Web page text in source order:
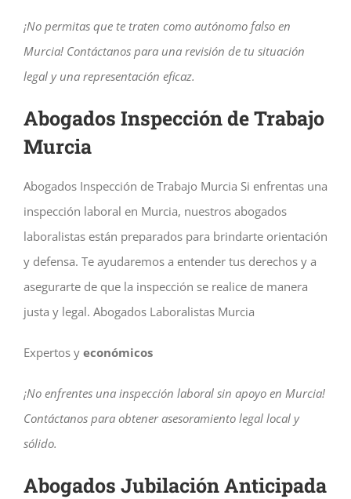
¡No permitas que te traten como autónomo falso en
Murcia! Contáctanos para una revisión de tu situación
legal y una representación eficaz.
Abogados Inspección de Trabajo
Murcia
Abogados Inspección de Trabajo Murcia Si enfrentas una
inspección laboral en Murcia, nuestros abogados
laboralistas están preparados para brindarte orientación
y defensa. Te ayudaremos a entender tus derechos y a
asegurarte de que la inspección se realice de manera
justa y legal. Abogados Laboralistas Murcia
Expertos y económicos
¡No enfrentes una inspección laboral sin apoyo en Murcia!
Contáctanos para obtener asesoramiento legal local y
sólido.
Abogados Jubilación Anticipada